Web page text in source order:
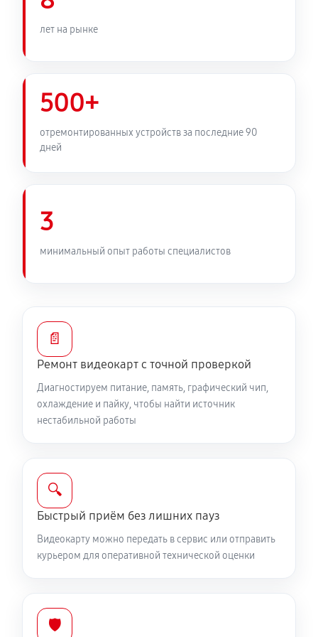
Замена медных трубок
лет на рынке
500+
отремонтированных устройств за последние 90
дней
3
минимальный опыт работы специалистов
📄
Ремонт видеокарт с точной проверкой
Диагностируем питание, память, графический чип,
охлаждение и пайку, чтобы найти источник
нестабильной работы
🔍
Быстрый приём без лишних пауз
Видеокарту можно передать в сервис или отправить
курьером для оперативной технической оценки
🛡️